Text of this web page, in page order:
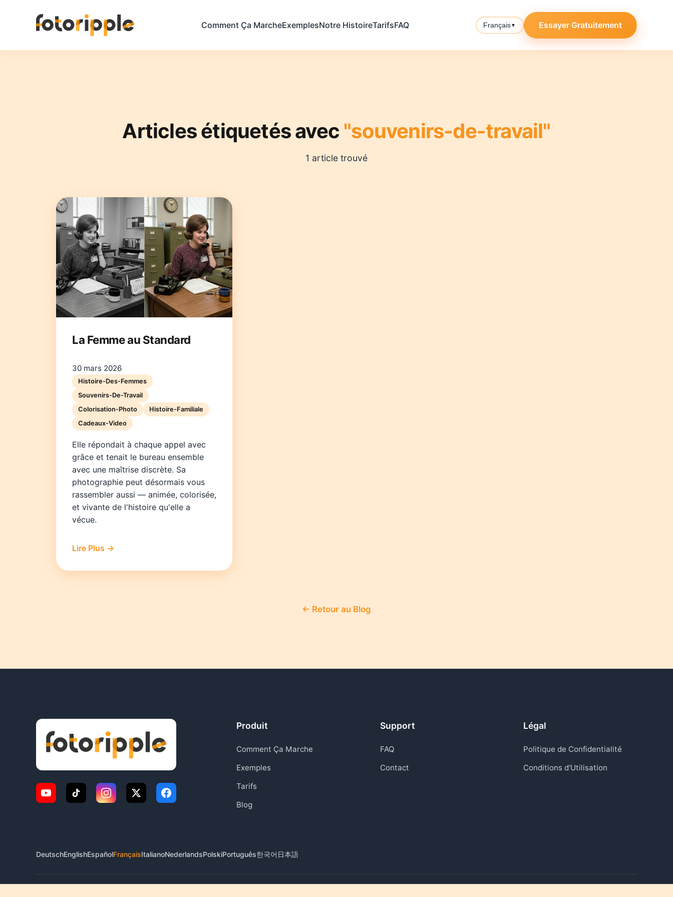
Comment Ça MarcheExemplesNotre HistoireTarifsFAQ Français▼ Essayer Gratuitement
Articles étiquetés avec "souvenirs-de-travail"
1 article trouvé
La Femme au Standard
30 mars 2026
Histoire-Des-Femmes
Souvenirs-De-Travail
Colorisation-Photo
Histoire-Familiale
Cadeaux-Video
Elle répondait à chaque appel avec
grâce et tenait le bureau ensemble
avec une maîtrise discrète. Sa
photographie peut désormais vous
rassembler aussi — animée, colorisée,
et vivante de l'histoire qu'elle a
vécue.
Lire Plus →
← Retour au Blog
Produit
Comment Ça Marche
Exemples
Tarifs
Blog
Support
FAQ
Contact
Légal
Politique de Confidentialité
Conditions d'Utilisation
DeutschEnglishEspañolFrançaisItalianoNederlandsPolskiPortuguês한국어 日本語